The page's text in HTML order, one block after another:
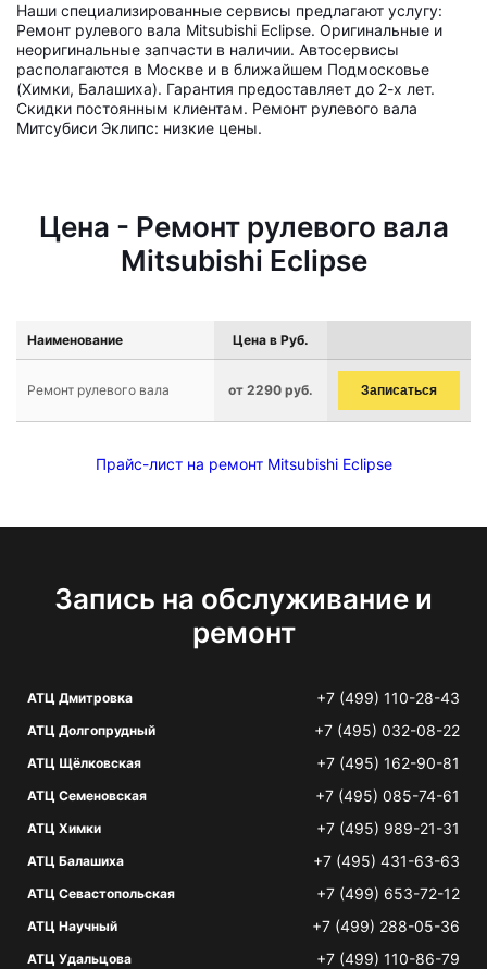
Наши специализированные сервисы предлагают услугу:
Ремонт рулевого вала Mitsubishi Eclipse. Оригинальные и
неоригинальные запчасти в наличии. Автосервисы
располагаются в Москве и в ближайшем Подмосковье
(Химки, Балашиха). Гарантия предоставляет до 2-х лет.
Скидки постоянным клиентам. Ремонт рулевого вала
Митсубиси Эклипс: низкие цены.
Цена - Ремонт рулевого вала
Mitsubishi Eclipse
Наименование Цена в Руб.
Ремонт рулевого вала от 2290 руб. Записаться
Прайс-лист на ремонт Mitsubishi Eclipse
Запись на обслуживание и
ремонт
АТЦ Дмитровка +7 (499) 110-28-43
АТЦ Долгопрудный +7 (495) 032-08-22
АТЦ Щёлковская +7 (495) 162-90-81
АТЦ Семеновская +7 (495) 085-74-61
АТЦ Химки +7 (495) 989-21-31
АТЦ Балашиха +7 (495) 431-63-63
АТЦ Севастопольская +7 (499) 653-72-12
АТЦ Научный +7 (499) 288-05-36
АТЦ Удальцова +7 (499) 110-86-79